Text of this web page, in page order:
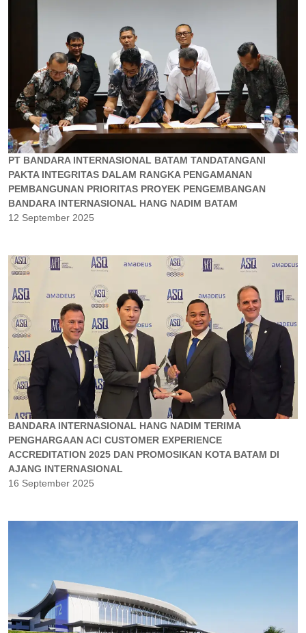
PT BANDARA INTERNASIONAL BATAM TANDATANGANI
PAKTA INTEGRITAS DALAM RANGKA PENGAMANAN
PEMBANGUNAN PRIORITAS PROYEK PENGEMBANGAN
BANDARA INTERNASIONAL HANG NADIM BATAM
12 September 2025
BANDARA INTERNASIONAL HANG NADIM TERIMA
PENGHARGAAN ACI CUSTOMER EXPERIENCE
ACCREDITATION 2025 DAN PROMOSIKAN KOTA BATAM DI
AJANG INTERNASIONAL
16 September 2025